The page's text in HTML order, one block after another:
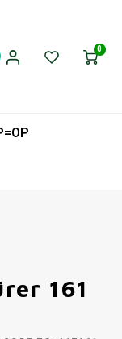
0
161